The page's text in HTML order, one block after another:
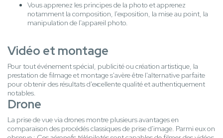
Vous apprenez les principes de la photo et apprenez
notamment la composition, l'exposition, la mise au point, la
manipulation de l'appareil photo.
Vidéo et montage
Pour tout événement spécial, publicité ou création artistique, la
prestation de filmage et montage s'avère être l'alternative parfaite
pour obtenir des résultats d'excellente qualité et authentiquement
notables.
Drone
La prise de vue via drones montre plusieurs avantages en
comparaison des procédés classiques de prise d'image. Parmi eux on